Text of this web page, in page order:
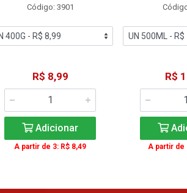
Código: 3901
R$ 8,99
Adicionar
A partir de 3: R$ 8,49
R$
A partir de